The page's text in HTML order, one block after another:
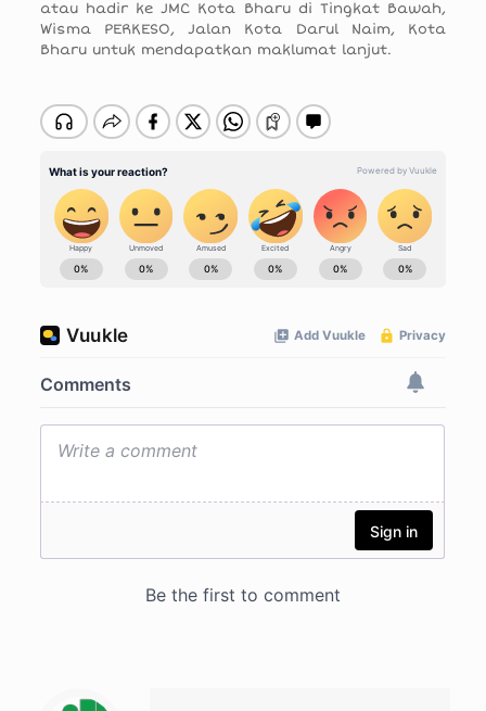
atau hadir ke JMC Kota Bharu di Tingkat Bawah,
Wisma PERKESO, Jalan Kota Darul Naim, Kota
Bharu untuk mendapatkan maklumat lanjut.